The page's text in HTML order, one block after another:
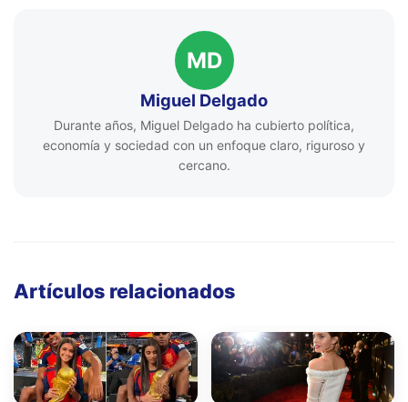
MD
Miguel Delgado
Durante años, Miguel Delgado ha cubierto política,
economía y sociedad con un enfoque claro, riguroso y
cercano.
Artículos relacionados